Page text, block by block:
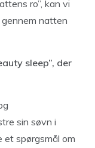
ro”, kan vi
natten
sleep”, der
sin søvn i
et spørgsmål om